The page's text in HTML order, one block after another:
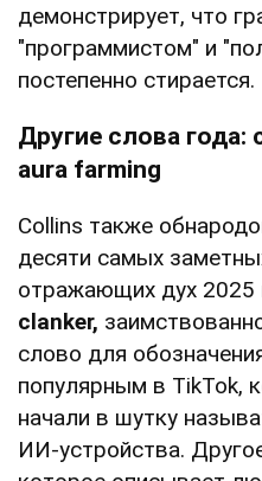
демонстрирует, что
"программистом" и
постепенно стирается.
Другие слова года:
aura farming
Collins также
десяти самых
отражающих дух 2025
clanker,
слово для
популярным в TikTok,
начали в шутку
ИИ-устройства.